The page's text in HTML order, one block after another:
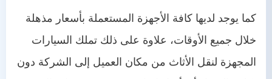
كما يوجد لديها كافة الأجهزة المستعملة بأسعار مذهلة
خلال جميع الأوقات، علاوة على ذلك تملك السيارات
المجهزة لنقل الأثاث من مكان العميل إلى الشركة دون